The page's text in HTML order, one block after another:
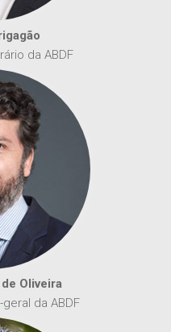
da ABDF
Oliveira
da ABDF